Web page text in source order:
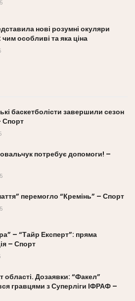
нові розумні окуляри
особливі та яка ціна
баскетболісти завершили сезон
Спорт
потребує допомоги! –
перемогло “Кремінь” – Спорт
– “Тайр Експерт”: пряма
– Спорт
області. Дозаявки: “Факел”
гравцями з Суперліги ІФРАФ –